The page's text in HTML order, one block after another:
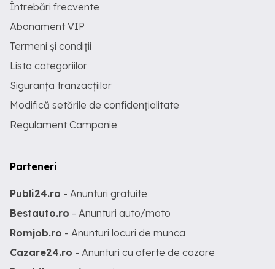
Întrebări frecvente
Abonament VIP
Termeni și condiții
Lista categoriilor
Siguranța tranzacțiilor
Modifică setările de confidențialitate
Regulament Campanie
Parteneri
Publi24.ro - Anunturi gratuite
Bestauto.ro - Anunturi auto/moto
Romjob.ro - Anunturi locuri de munca
Cazare24.ro - Anunturi cu oferte de cazare